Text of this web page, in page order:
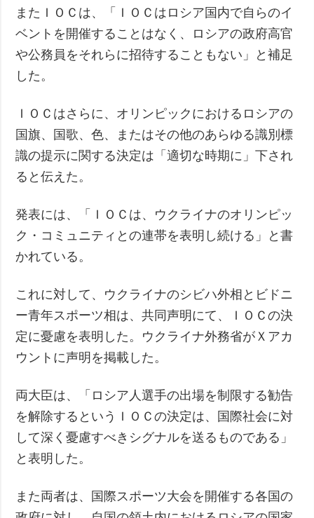
またＩＯＣは、「ＩＯＣはロシア国内で自らのイ
ベントを開催することはなく、ロシアの政府高官
や公務員をそれらに招待することもない」と補足
した。
ＩＯＣはさらに、オリンピックにおけるロシアの
国旗、国歌、色、またはその他のあらゆる識別標
識の提示に関する決定は「適切な時期に」下され
ると伝えた。
発表には、「ＩＯＣは、ウクライナのオリンピッ
ク・コミュニティとの連帯を表明し続ける」と書
かれている。
これに対して、ウクライナのシビハ外相とビドニ
ー青年スポーツ相は、共同声明にて、ＩＯＣの決
定に憂慮を表明した。ウクライナ外務省がＸアカ
ウントに声明を掲載した。
両大臣は、「ロシア人選手の出場を制限する勧告
を解除するというＩＯＣの決定は、国際社会に対
して深く憂慮すべきシグナルを送るものである」
と表明した。
また両者は、国際スポーツ大会を開催する各国の